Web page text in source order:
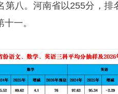
第八。河南省以255分，排
一。